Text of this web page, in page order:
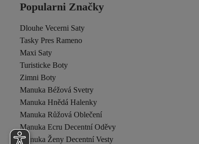
Popularni Značky
Dlouhe Vecerni Saty
Tasky Pres Rameno
Maxi Saty
Turisticke Boty
Zimni Boty
Manuka Béžová Svetry
Manuka Hnědá Halenky
Manuka Růžová Oblečení
Manuka Ecru Decentní Oděvy
Manuka Ženy Decentní Vesty